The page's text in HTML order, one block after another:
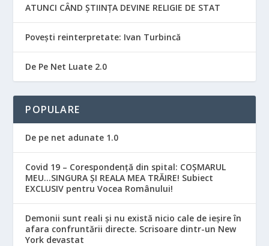
ATUNCI CÂND ȘTIINȚA DEVINE RELIGIE DE STAT
Povești reinterpretate: Ivan Turbincă
De Pe Net Luate 2.0
POPULARE
De pe net adunate 1.0
Covid 19 – Corespondență din spital: COȘMARUL
MEU…SINGURA ȘI REALA MEA TRĂIRE! Subiect
EXCLUSIV pentru Vocea Românului!
Demonii sunt reali și nu există nicio cale de ieșire în
afara confruntării directe. Scrisoare dintr-un New
York devastat